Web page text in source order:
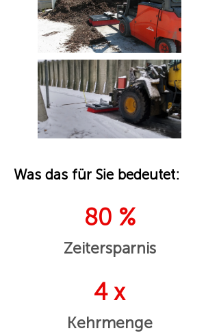
Was das für Sie bedeutet:
80 %
Zeitersparnis
4 x
Kehrmenge